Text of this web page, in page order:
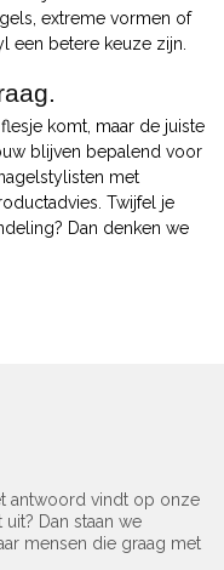
extreme vormen of
een betere keuze zijn.
komt, maar de juiste
blijven bepalend voor
met
Twijfel je
Dan denken we
antwoord vindt op onze
Dan staan we
mensen die graag met